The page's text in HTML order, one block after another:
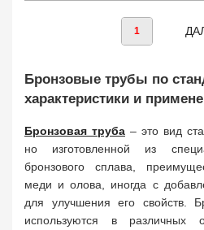
1
Бронзовые трубы по
характеристики и
Бронзовая труба – это вид
но изготовленной из
бронзового сплава,
меди и олова, иногда с
для улучшения его свойств.
используются в различных